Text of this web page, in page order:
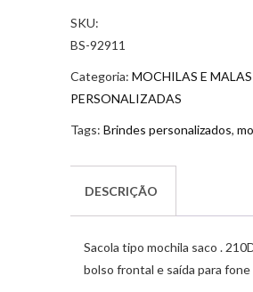
SKU:
BS-92911
Categoria: MOCHILAS E MALAS
PERSONALIZADAS
Tags: Brindes personalizados,
DESCRIÇÃO
Sacola tipo mochila saco .
bolso frontal e saída para